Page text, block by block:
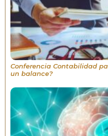
Conferencia Contabilidad
un balance?